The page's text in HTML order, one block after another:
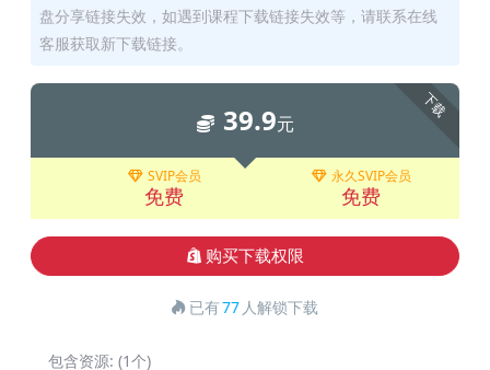
盘分享链接失效，如遇到课程下载链接失效等，请联系在线
客服获取新下载链接。
下载
39.9元
SVIP会员
免费
永久SVIP会员
免费
购买下载权限
已有77 人解锁下载
包含资源: (1个)